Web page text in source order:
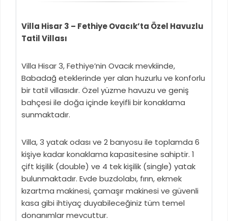
Villa Hisar 3 – Fethiye Ovacık’ta Özel Havuzlu
Tatil Villası
Villa Hisar 3, Fethiye’nin Ovacık mevkiinde,
Babadağ eteklerinde yer alan huzurlu ve konforlu
bir tatil villasıdır. Özel yüzme havuzu ve geniş
bahçesi ile doğa içinde keyifli bir konaklama
sunmaktadır.
Villa, 3 yatak odası ve 2 banyosu ile toplamda 6
kişiye kadar konaklama kapasitesine sahiptir. 1
çift kişilik (double) ve 4 tek kişilik (single) yatak
bulunmaktadır. Evde buzdolabı, fırın, ekmek
kızartma makinesi, çamaşır makinesi ve güvenli
kasa gibi ihtiyaç duyabileceğiniz tüm temel
donanımlar mevcuttur.